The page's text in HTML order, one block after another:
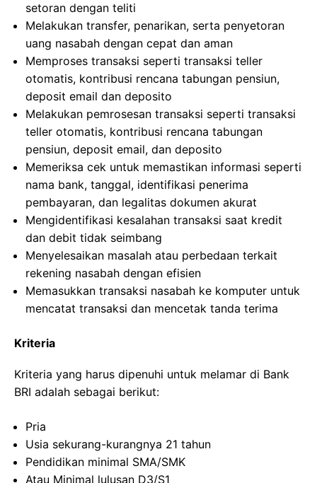
setoran dengan teliti
Melakukan transfer, penarikan, serta penyetoran
uang nasabah dengan cepat dan aman
Memproses transaksi seperti transaksi teller
otomatis, kontribusi rencana tabungan pensiun,
deposit email dan deposito
Melakukan pemrosesan transaksi seperti transaksi
teller otomatis, kontribusi rencana tabungan
pensiun, deposit email, dan deposito
Memeriksa cek untuk memastikan informasi seperti
nama bank, tanggal, identifikasi penerima
pembayaran, dan legalitas dokumen akurat
Mengidentifikasi kesalahan transaksi saat kredit
dan debit tidak seimbang
Menyelesaikan masalah atau perbedaan terkait
rekening nasabah dengan efisien
Memasukkan transaksi nasabah ke komputer untuk
mencatat transaksi dan mencetak tanda terima
Kriteria
Kriteria yang harus dipenuhi untuk melamar di Bank
BRI adalah sebagai berikut:
Pria
Usia sekurang-kurangnya 21 tahun
Pendidikan minimal SMA/SMK
Atau Minimal lulusan D3/S1